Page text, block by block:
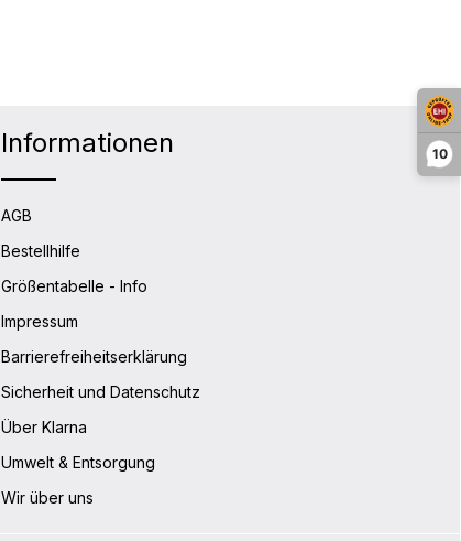
10
Informationen
AGB
Bestellhilfe
Größentabelle - Info
Impressum
Barrierefreiheitserklärung
Sicherheit und Datenschutz
Über Klarna
Umwelt & Entsorgung
Wir über uns